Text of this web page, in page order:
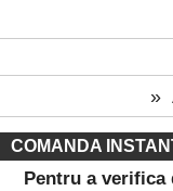
»
COMANDA
Pentru a